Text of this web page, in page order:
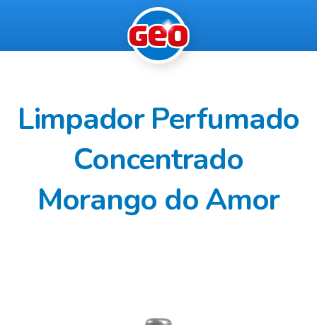
Limpador Perfumado
Concentrado
Morango do Amor